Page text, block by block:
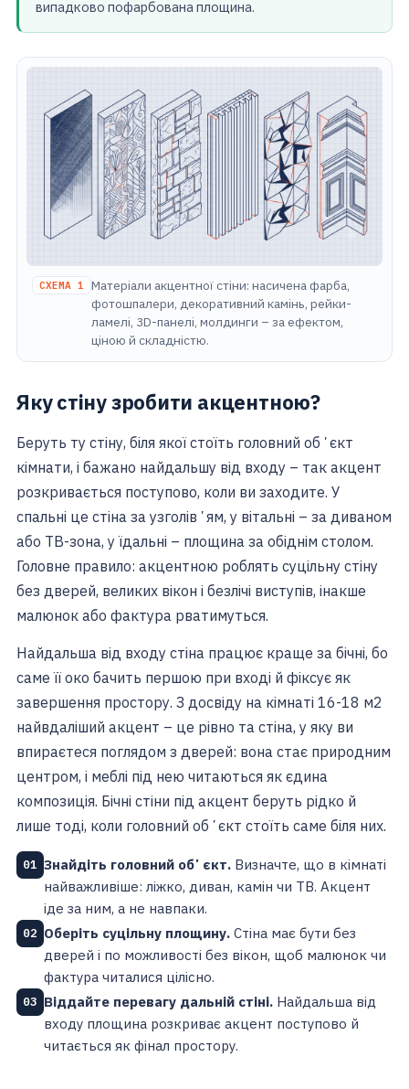
випадково пофарбована площина.
СХЕМА 1
Матеріали акцентної стіни: насичена фарба,
фотошпалери, декоративний камінь, рейки-
ламелі, 3D-панелі, молдинги – за ефектом,
ціною й складністю.
Яку стіну зробити акцентною?
Беруть ту стіну, біля якої стоїть головний обʼєкт
кімнати, і бажано найдальшу від входу – так акцент
розкривається поступово, коли ви заходите. У
спальні це стіна за узголівʼям, у вітальні – за диваном
або ТВ-зона, у їдальні – площина за обіднім столом.
Головне правило: акцентною роблять суцільну стіну
без дверей, великих вікон і безлічі виступів, інакше
малюнок або фактура рватимуться.
Найдальша від входу стіна працює краще за бічні, бо
саме її око бачить першою при вході й фіксує як
завершення простору. З досвіду на кімнаті 16-18 м2
найвдаліший акцент – це рівно та стіна, у яку ви
впираєтеся поглядом з дверей: вона стає природним
центром, і меблі під нею читаються як єдина
композиція. Бічні стіни під акцент беруть рідко й
лише тоді, коли головний обʼєкт стоїть саме біля них.
01 Знайдіть головний обʼєкт. Визначте, що в кімнаті
найважливіше: ліжко, диван, камін чи ТВ. Акцент
іде за ним, а не навпаки.
02 Оберіть суцільну площину. Стіна має бути без
дверей і по можливості без вікон, щоб малюнок чи
фактура читалися цілісно.
03 Віддайте перевагу дальній стіні. Найдальша від
входу площина розкриває акцент поступово й
читається як фінал простору.